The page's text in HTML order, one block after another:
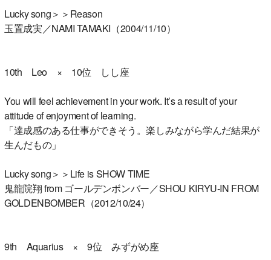
Lucky song＞＞Reason
玉置成実／NAMI TAMAKI（2004/11/10）
10th Leo × 10位 しし座
You will feel achievement in your work. It’s a result of your
attitude of enjoyment of learning.
「達成感のある仕事ができそう。楽しみながら学んだ結果が
生んだもの」
Lucky song＞＞Life is SHOW TIME
鬼龍院翔 from ゴールデンボンバー／SHOU KIRYU-IN FROM
GOLDENBOMBER（2012/10/24）
9th Aquarius × 9位 みずがめ座